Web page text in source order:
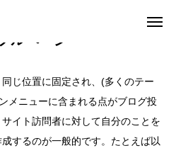
ルページ
じ位置に固定され、(多くのテー
メニューに含まれる点がブログ投
イト訪問者に対して自分のことを
するのが一般的です。たとえば以
い合わせ